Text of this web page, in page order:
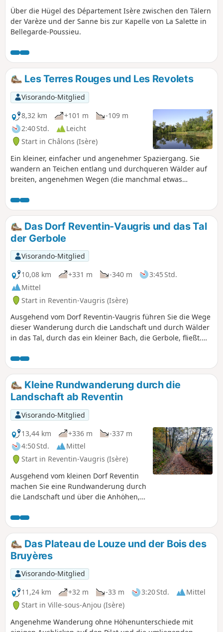
Über die Hügel des Département Isère zwischen den Tälern
der Varèze und der Sanne bis zur Kapelle von La Salette in
Bellegarde-Poussieu.
Les Terres Rouges und Les Revolets
Visorando-Mitglied
8,32 km
+101 m
-109 m
2:40 Std.
Leicht
Start in Châlons (Isère)
Ein kleiner, einfacher und angenehmer Spaziergang. Sie
wandern an Teichen entlang und durchqueren Wälder auf
breiten, angenehmen Wegen (die manchmal etwas
Pilat sehen. Vielen Dank an Marc für diesen Spaziergang!
Das Dorf Reventin-Vaugris und das Tal
der Gerbole
Visorando-Mitglied
10,08 km
+331 m -340 m
3:45 Std.
Mittel
Start in Reventin-Vaugris (Isère)
Ausgehend vom Dorf Reventin-Vaugris führen Sie die Wege
dieser Wanderung durch die Landschaft und durch Wälder
in das Tal, durch das ein kleiner Bach, die Gerbole, fließt.
unberührter Natur oberhalb dieses Wasserlaufs.
Kleine Rundwanderung durch die
Landschaft ab Reventin
Visorando-Mitglied
13,44 km
+336 m
-337 m
4:50 Std.
Mittel
Start in Reventin-Vaugris (Isère)
Ausgehend vom kleinen Dorf Reventin
machen Sie eine Rundwanderung durch
die Landschaft und über die Anhöhen,
überragen.
Das Plateau de Louze und der Bois des
Bruyères
Visorando-Mitglied
11,24 km
+32 m -33 m 3:20 Std.
Mittel
Start in Ville-sous-Anjou (Isère)
Angenehme Wanderung ohne Höhenunterschiede mit